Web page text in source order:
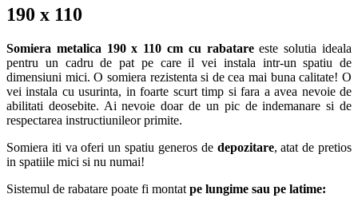
190 x 110
Somiera metalica 190 x 110 cm cu rabatareeste solutia ideala
pentru un cadru de pat pe care il vei instala intr-un spatiu de
dimensiuni mici. O somiera rezistenta si de cea mai buna calitate! O
vei instala cu usurinta, in foarte scurt timp si fara a avea nevoie de
abilitati deosebite. Ai nevoie doar de un pic de indemanare si de
respectarea instructiunileor primite.
Somiera iti va oferi un spatiu generos de depozitare, atat de pretios
in spatiile mici si nu numai!
Sistemul de rabatare poate fi montat pe lungime sau pe latime: